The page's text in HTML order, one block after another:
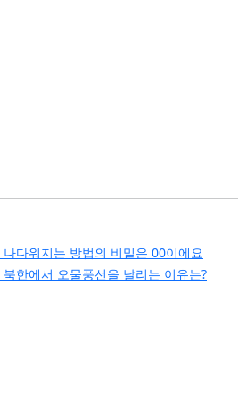
나다워지는 방법의 비밀은 00이에요
북한에서 오물풍선을 날리는 이유는?